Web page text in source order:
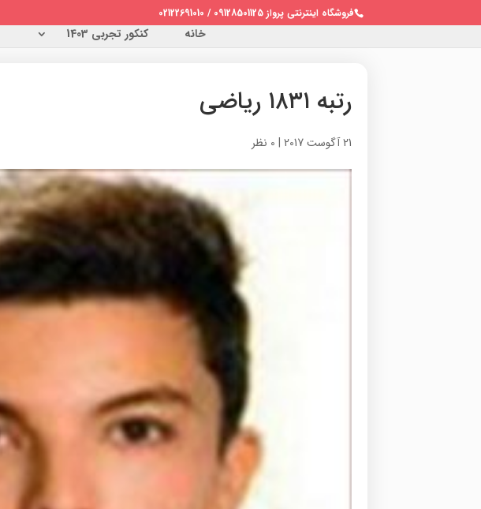
فروشگاه اینترنتی پرواز 09128501125 / 02122691010
خانه کنکور تجربی 1403
رتبه ۱۸۳۱ ریاضی
21 آگوست 2017 | 0 نظر